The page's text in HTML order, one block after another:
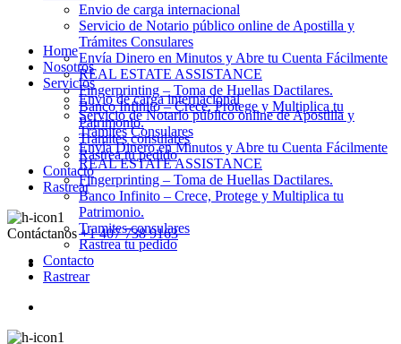
Envio de carga internacional
Servicio de Notario público online de Apostilla y
Trámites Consulares
Envía Dinero en Minutos y Abre tu Cuenta Fácilmente
REAL ESTATE ASSISTANCE
Fingerprinting – Toma de Huellas Dactilares.
Banco Infinito – Crece, Protege y Multiplica tu
Patrimonio.
Tramites consulares
Rastrea tu pedido
Contacto
Rastrear
Contáctanos +1 407 738 9163
Home
Nosotros
Servicios
Envio de carga internacional
Servicio de Notario público online de Apostilla y
Trámites Consulares
Envía Dinero en Minutos y Abre tu Cuenta Fácilmente
REAL ESTATE ASSISTANCE
Fingerprinting – Toma de Huellas Dactilares.
Banco Infinito – Crece, Protege y Multiplica tu
Patrimonio.
Tramites consulares
Rastrea tu pedido
Contacto
Rastrear